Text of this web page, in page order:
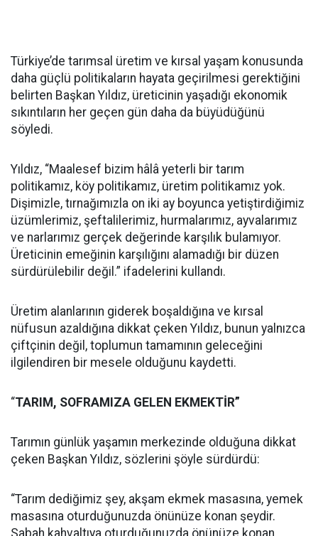
Türkiye’de tarımsal üretim ve kırsal yaşam konusunda
daha güçlü politikaların hayata geçirilmesi gerektiğini
belirten Başkan Yıldız, üreticinin yaşadığı ekonomik
sıkıntıların her geçen gün daha da büyüdüğünü
söyledi.
Yıldız, “Maalesef bizim hâlâ yeterli bir tarım
politikamız, köy politikamız, üretim politikamız yok.
Dişimizle, tırnağımızla on iki ay boyunca yetiştirdiğimiz
üzümlerimiz, şeftalilerimiz, hurmalarımız, ayvalarımız
ve narlarımız gerçek değerinde karşılık bulamıyor.
Üreticinin emeğinin karşılığını alamadığı bir düzen
sürdürülebilir değil.” ifadelerini kullandı.
Üretim alanlarının giderek boşaldığına ve kırsal
nüfusun azaldığına dikkat çeken Yıldız, bunun yalnızca
çiftçinin değil, toplumun tamamının geleceğini
ilgilendiren bir mesele olduğunu kaydetti.
“TARIM, SOFRAMIZA GELEN EKMEKTİR”
Tarımın günlük yaşamın merkezinde olduğuna dikkat
çeken Başkan Yıldız, sözlerini şöyle sürdürdü:
“Tarım dediğimiz şey, akşam ekmek masasına, yemek
masasına oturduğunuzda önünüze konan şeydir.
Sabah kahvaltıya oturduğunuzda önünüze konan